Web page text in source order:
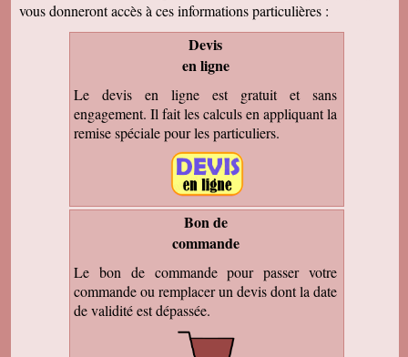
vous donneront accès à ces informations particulières :
Devis
en ligne
Le devis en ligne est gratuit et sans
engagement. Il fait les calculs en appliquant la
remise spéciale pour les particuliers.
Bon de
commande
Le bon de commande pour passer votre
commande ou remplacer un devis dont la date
de validité est dépassée.